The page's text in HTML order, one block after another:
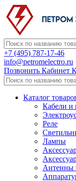
+7 (495) 787-17-46
info@petromelectro.ru
Позвонить Кабинет
Каталог
Кабели и
Реле
Лампы
Антенны